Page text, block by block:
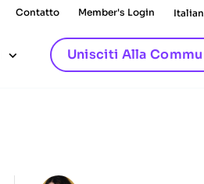
Contatto Member's Login
Unisciti Alla